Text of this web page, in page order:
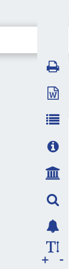
-
+